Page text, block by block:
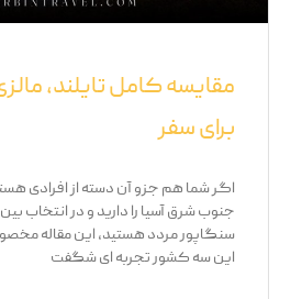
مقایسه کامل تایلند،
برای سفر
اگر شما هم جزو آن دسته از افرادی
جنوب شرق آسیا را دارید و در انتخاب بین
سنگاپور مردد هستید، این مقاله
این سه کشور تجربه ‌ای شگفت